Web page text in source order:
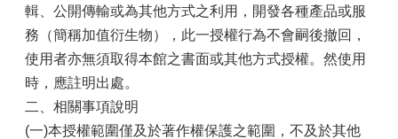
輯、公開傳輸或為其他方式之利用，開發各種產品或服
務（簡稱加值衍生物），此一授權行為不會嗣後撤回，
使用者亦無須取得本館之書面或其他方式授權。然使用
時，應註明出處。
二、相關事項說明
(一)本授權範圍僅及於著作權保護之範圍，不及於其他